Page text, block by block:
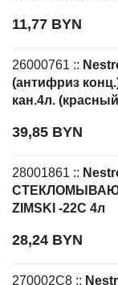
11,77 BYN
26000761 ::
(антифриз
кан.4л.
39,85 BYN
28001861 ::
ZIMSKI -22C 4л
28,24 BYN
270002C8 ::